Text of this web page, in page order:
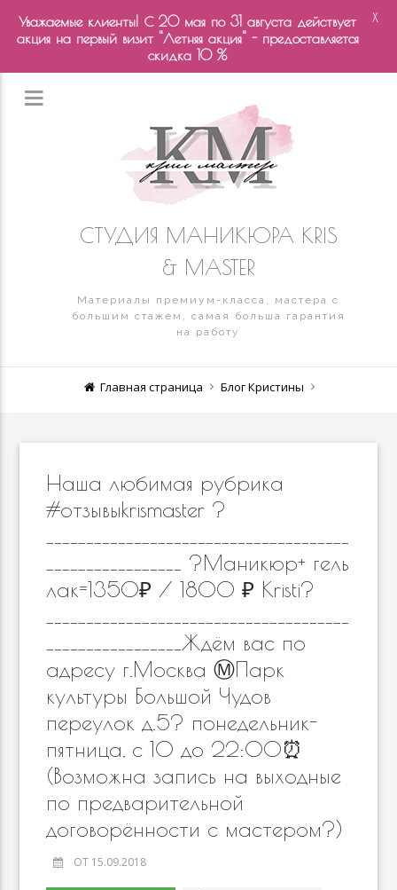
СТУДИЯ МАНИКЮРА KRIS
& MASTER
Материалы премиум-класса, мастера с
большим стажем, самая больша гарантия
на работу
Главная страница Блог Кристины
Наша любимая рубрика
#отзывыkrismaster ?
_________________ ?Маникюр+ гель
лак=1350₽ / 1800 ₽ Kristi?
_________________Ждём вас по
адресу г.Москва Ⓜ️Парк
культуры Большой Чудов
переулок д.5? понедельник-
пятница, с 10 до 22:00⏰
(Возможна запись на выходные
по предварительной
договорённости с мастером?)
ОТ 15.09.2018
Уважаемые клиенты! С 20 мая по 31 августа действует
акция на первый визит "Летняя акция" - предоставляется
скидка 10 %
X